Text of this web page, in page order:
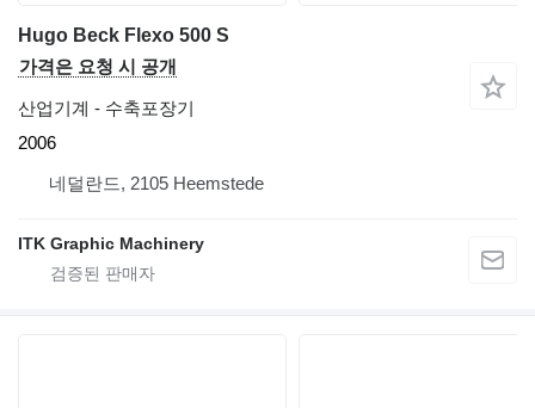
Hugo Beck Flexo 500 S
가격은 요청 시 공개
산업기계 - 수축포장기
2006
네덜란드, 2105 Heemstede
ITK Graphic Machinery